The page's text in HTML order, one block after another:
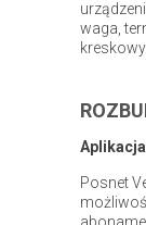
waga,
Posnet